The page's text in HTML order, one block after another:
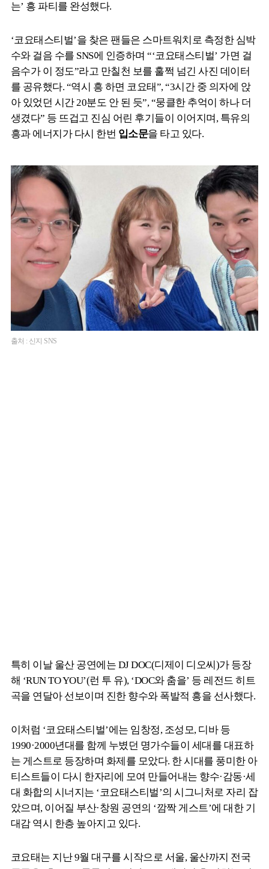
는’ 흥 파티를 완성했다.
‘코요태스티벌’을 찾은 팬들은 스마트워치로 측정한 심박
수와 걸음 수를 SNS에 인증하며 “‘코요태스티벌’ 가면 걸
음수가 이 정도”라고 만칠천 보를 훌쩍 넘긴 사진 데이터
를 공유했다. “역시 흥 하면 코요태”, “3시간 중 의자에 앉
아 있었던 시간 20분도 안 된 듯”, “뭉클한 추억이 하나 더
생겼다” 등 뜨겁고 진심 어린 후기들이 이어지며, 특유의
흥과 에너지가 다시 한번 입소문을 타고 있다.
출처 : 신지 SNS
특히 이날 울산 공연에는 DJ DOC(디제이 디오씨)가 등장
해 ‘RUN TO YOU’(런 투 유), ‘DOC와 춤을’ 등 레전드 히트
곡을 연달아 선보이며 진한 향수와 폭발적 흥을 선사했다.
이처럼 ‘코요태스티벌’에는 임창정, 조성모, 디바 등
1990·2000년대를 함께 누볐던 명가수들이 세대를 대표하
는 게스트로 등장하며 화제를 모았다. 한 시대를 풍미한 아
티스트들이 다시 한자리에 모여 만들어내는 향수·감동·세
대 화합의 시너지는 ‘코요태스티벌’의 시그니처로 자리 잡
았으며, 이어질 부산·창원 공연의 ‘깜짝 게스트’에 대한 기
대감 역시 한층 높아지고 있다.
코요태는 지난 9월 대구를 시작으로 서울, 울산까지 전국